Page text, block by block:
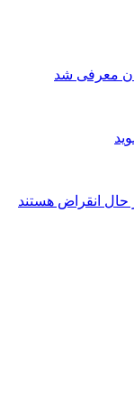
معرفی شد
حال انقراض هستند